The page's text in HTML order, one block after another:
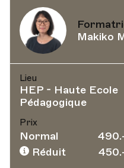
Makiko
Lieu
HEP - Haute Ecole
Pédagogique
Prix
Normal
Réduit